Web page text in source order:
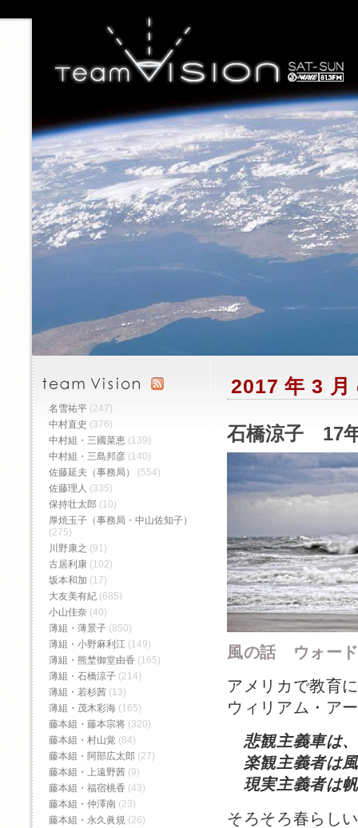
2017 年 3 月
石橋涼子 17
風の話 ウォー
アメリカで教育
ウィリアム・ア
悲観主義車は
楽観主義者は
現実主義者は
そろそろ春らし
名雪祐平 (247)
中村直史 (376)
中村組・三國菜恵 (139)
中村組・三島邦彦 (140)
佐藤延夫（事務局）
(554)
佐藤理人 (335)
保持壮太郎 (10)
厚焼玉子（事務局・中山佐知子）
(275)
川野康之 (91)
古居利康 (102)
坂本和加 (17)
大友美有紀 (685)
小山佳奈 (40)
薄組・薄景子 (850)
薄組・小野麻利江 (149)
薄組・熊埜御堂由香 (165)
薄組・石橋涼子 (214)
薄組・若杉茜 (13)
薄組・茂木彩海 (165)
藤本組・藤本宗将 (320)
藤本組・村山覚 (84)
藤本組・阿部広太郎 (27)
藤本組・上遠野茜 (9)
藤本組・福宿桃香‬ (43)
藤本組・仲澤南 (23)
藤本組・永久眞規 (26)